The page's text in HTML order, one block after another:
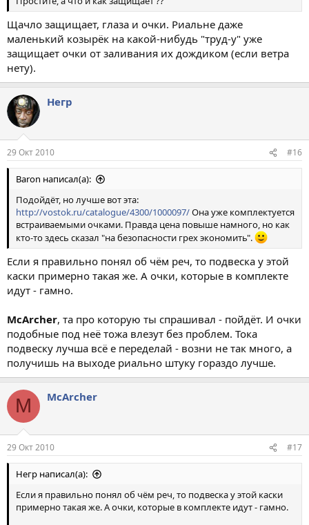
Щачло защищает, глаза и очки. Риальне даже
маленький козырёк на какой-нибудь "труд-у" уже
защищает очки от заливания их дождиком (если ветра
нету).
Негр
29 Окт 2010 #16
Baron написал(а):
Подойдёт, но лучше вот эта:
http://vostok.ru/catalogue/4300/1000097/Она уже комплектуется
встраиваемыми очками. Правда цена повыше намного, но как
кто-то здесь сказал "на безопасности грех экономить".
Если я правильно понял об чём реч, то подвеска у этой
каски примерно такая же. А очки, которые в комплекте
идут - гамно.
McArcher, та про которую ты спрашивал - пойдёт. И очки
подобные под неё тожа влезут без проблем. Тока
подвеску лучша всё е переделай - возни не так много, а
получишь на выходе риально штуку гораздо лучше.
M McArcher
29 Окт 2010 #17
Негр написал(а):
Если я правильно понял об чём реч, то подвеска у этой каски
примерно такая же. А очки, которые в комплекте идут - гамно.